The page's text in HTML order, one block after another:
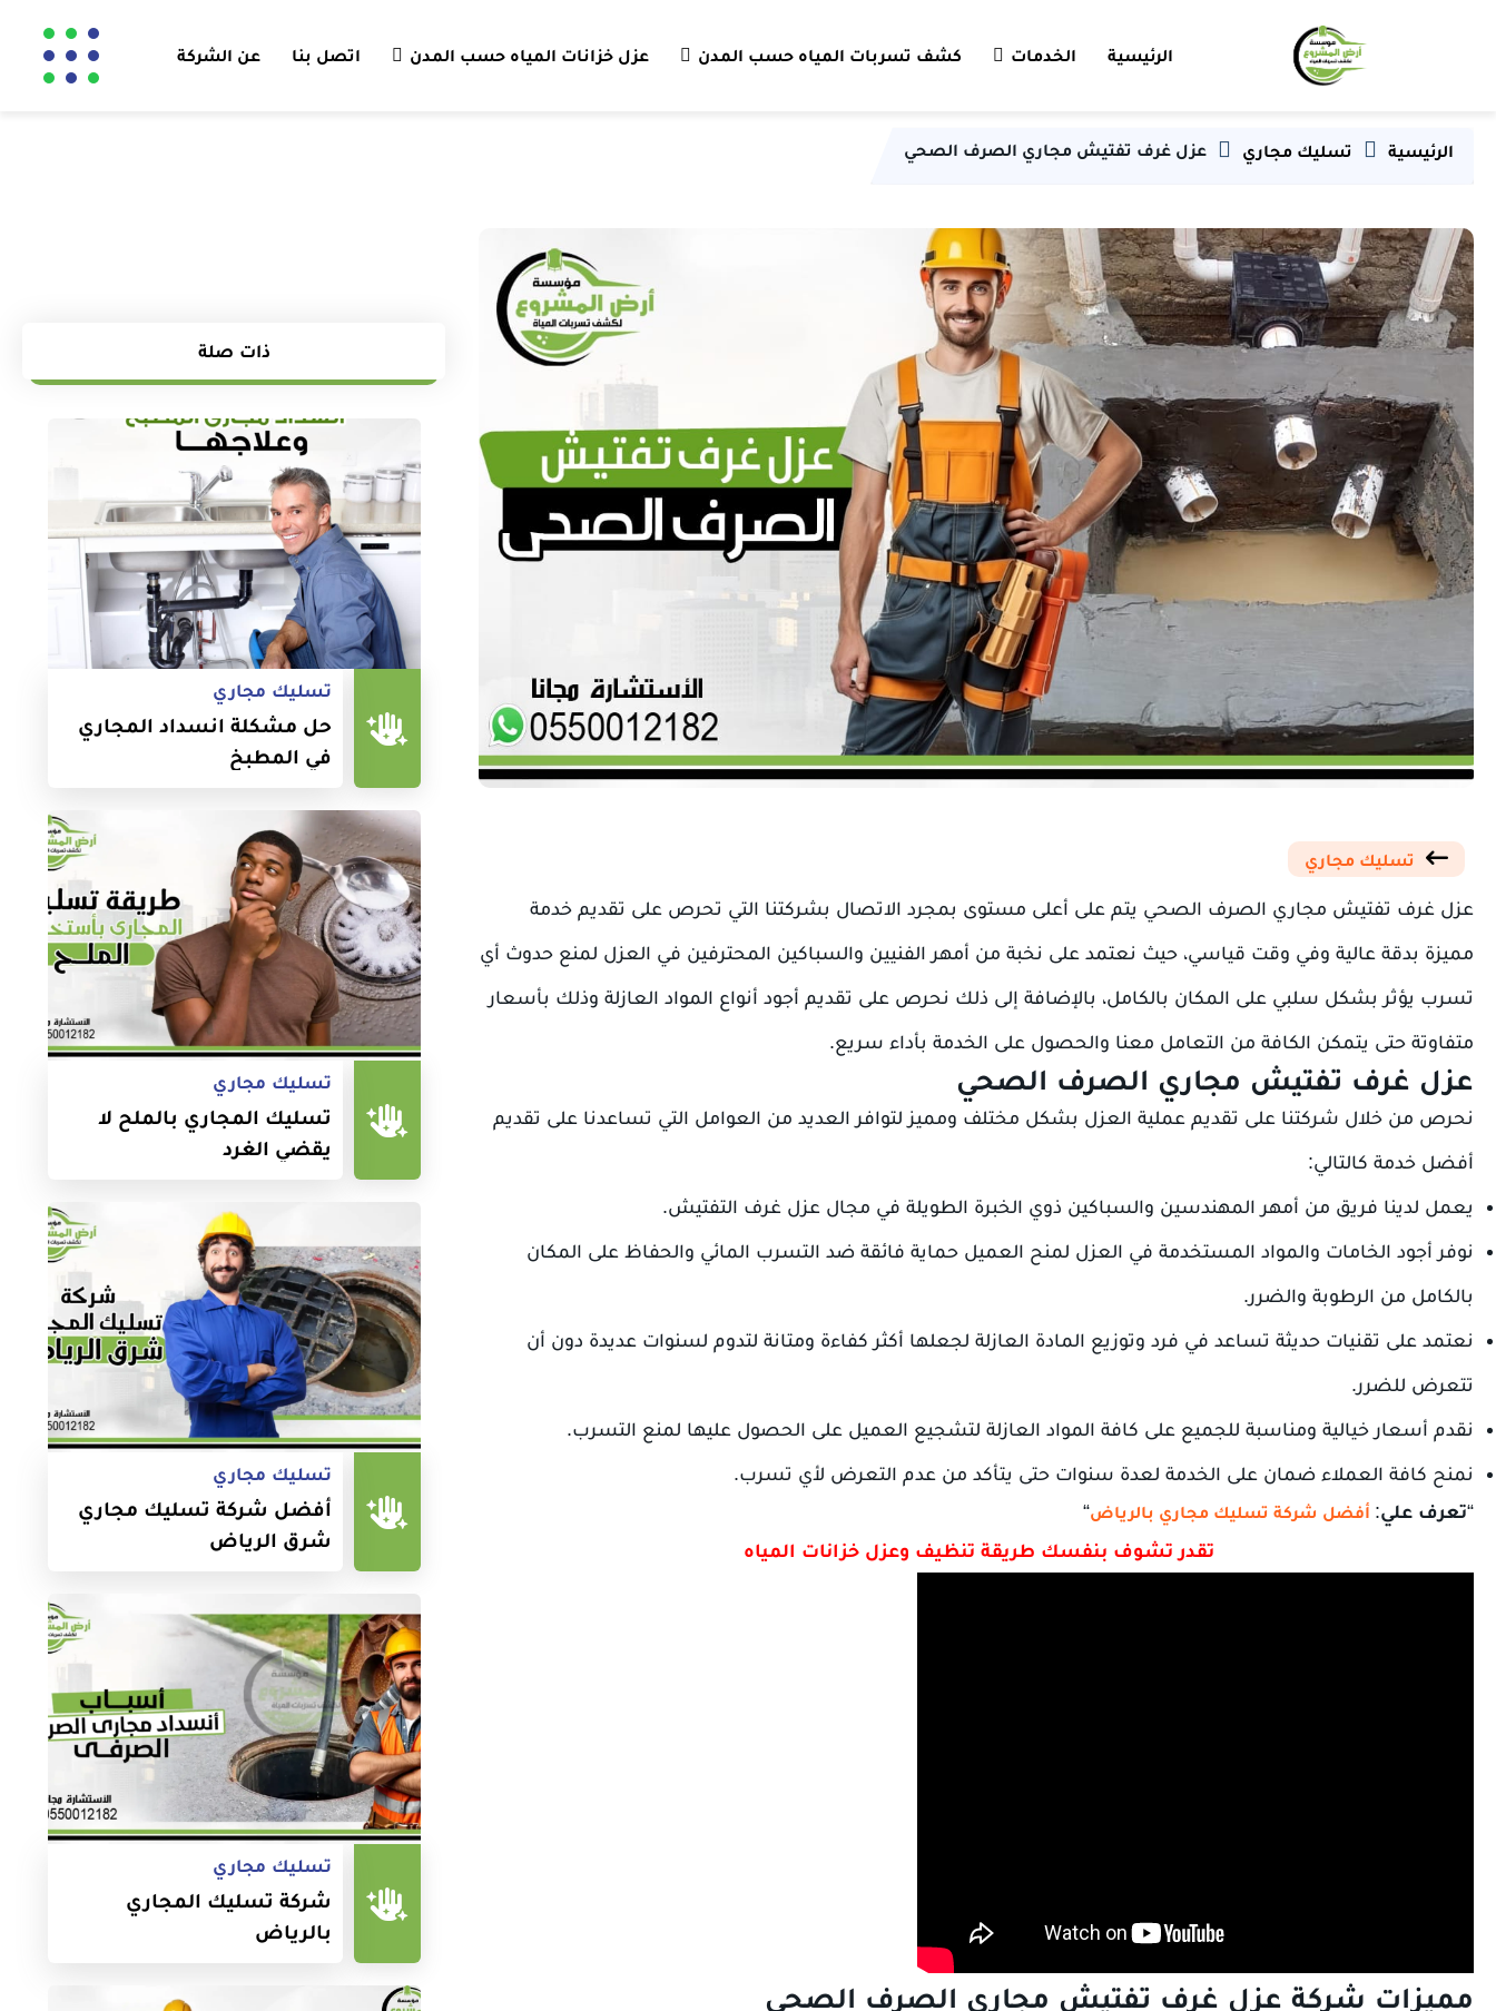
الرئيسية الخدمات كشف تسربات المياه حسب المدن عزل خزانات المياه حسب المدن اتصل بنا عن الشركة
الرئيسية تسليك مجاري عزل غرف تفتيش مجاري الصرف الصحي
تسليك مجاري
عزل غرف تفتيش مجاري الصرف الصحي يتم على أعلى مستوى بمجرد الاتصال بشركتنا التي تحرص على تقديم خدمة
مميزة بدقة عالية وفي وقت قياسي، حيث نعتمد على نخبة من أمهر الفنيين والسباكين المحترفين في العزل لمنع حدوث أي
تسرب يؤثر بشكل سلبي على المكان بالكامل، بالإضافة إلى ذلك نحرص على تقديم أجود أنواع المواد العازلة وذلك بأسعار
متفاوتة حتى يتمكن الكافة من التعامل معنا والحصول على الخدمة بأداء سريع.
عزل غرف تفتيش مجاري الصرف الصحي
نحرص من خلال شركتنا على تقديم عملية العزل بشكل مختلف ومميز لتوافر العديد من العوامل التي تساعدنا على تقديم
أفضل خدمة كالتالي:
يعمل لدينا فريق من أمهر المهندسين والسباكين ذوي الخبرة الطويلة في مجال عزل غرف التفتيش.
نوفر أجود الخامات والمواد المستخدمة في العزل لمنح العميل حماية فائقة ضد التسرب المائي والحفاظ على المكان
بالكامل من الرطوبة والضرر.
نعتمد على تقنيات حديثة تساعد في فرد وتوزيع المادة العازلة لجعلها أكثر كفاءة ومتانة لتدوم لسنوات عديدة دون أن
تتعرض للضرر.
نقدم أسعار خيالية ومناسبة للجميع على كافة المواد العازلة لتشجيع العميل على الحصول عليها لمنع التسرب.
نمنح كافة العملاء ضمان على الخدمة لعدة سنوات حتى يتأكد من عدم التعرض لأي تسرب.
“تعرف علي: أفضل شركة تسليك مجاري بالرياض“
تقدر تشوف بنفسك طريقة تنظيف وعزل خزانات المياه
مميزات شركة عزل غرف تفتيش مجاري الصرف الصحي
ذات صلة
تسليك مجاري
حل مشكلة انسداد المجاري
في المطبخ
تسليك مجاري
تسليك المجاري بالملح لا
يقضي الغرد
تسليك مجاري
أفضل شركة تسليك مجاري
شرق الرياض
تسليك مجاري
شركة تسليك المجاري
بالرياض